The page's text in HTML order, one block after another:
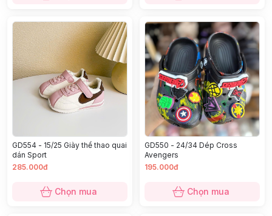
GD554 - 15/25 Giày thể thao quai
dán Sport
285.000đ
Chọn mua
GD550 - 24/34 Dép Cross
Avengers
195.000đ
Chọn mua